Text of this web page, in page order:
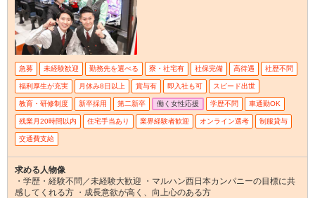
急募 未経験歓迎 勤務先を選べる 寮・社宅有 社保完備 高待遇 社歴不問
福利厚生が充実 月休み8日以上 賞与有 即入社も可 スピード出世
教育・研修制度 新卒採用 第二新卒 働く女性応援 学歴不問 車通勤OK
残業月20時間以内 住宅手当あり 業界経験者歓迎 オンライン選考 制服貸与
交通費支給
求める人物像
・学歴・経験不問／未経験大歓迎 ・マルハン西日本カンパニーの目標に共
感してくれる方 ・成長意欲が高く、向上心のある方